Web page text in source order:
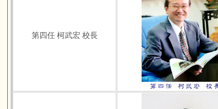
第四任 柯武宏 校長